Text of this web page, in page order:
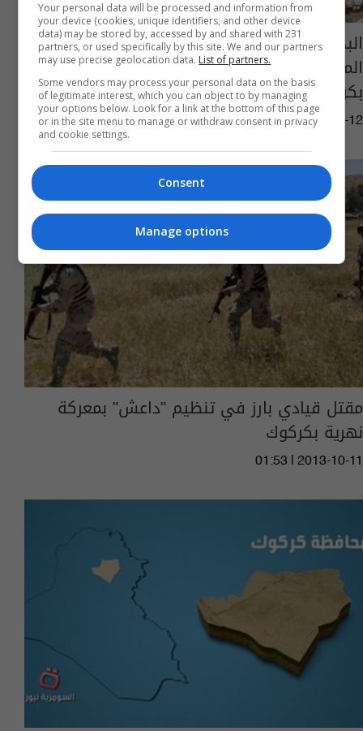
البدء بتنفيذ عملية عسكرية واسعة لتعقب
المسلحين الذين يستهدفون القوات الأمنية
بكركوك
07:52 | 2013-10-12
مقتل قيادي بارز في تنظيم "داعش" بمعركة
نهرية بكركوك
01:53 | 2013-10-11
Your personal data will be processed and information from
your device (cookies, unique identifiers, and other device
data) may be stored by, accessed by and shared with 231
partners, or used specifically by this site. We and our partners
may use precise geolocation data. List of partners.
Some vendors may process your personal data on the basis
of legitimate interest, which you can object to by managing
your options below. Look for a link at the bottom of this page
or in the site menu to manage or withdraw consent in privacy
and cookie settings.
Consent
Manage options